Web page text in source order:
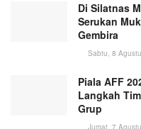
Di Silatnas
Serukan
Gembira
Sabtu, 8
Piala AFF
Langkah
Grup
Jumat, 7